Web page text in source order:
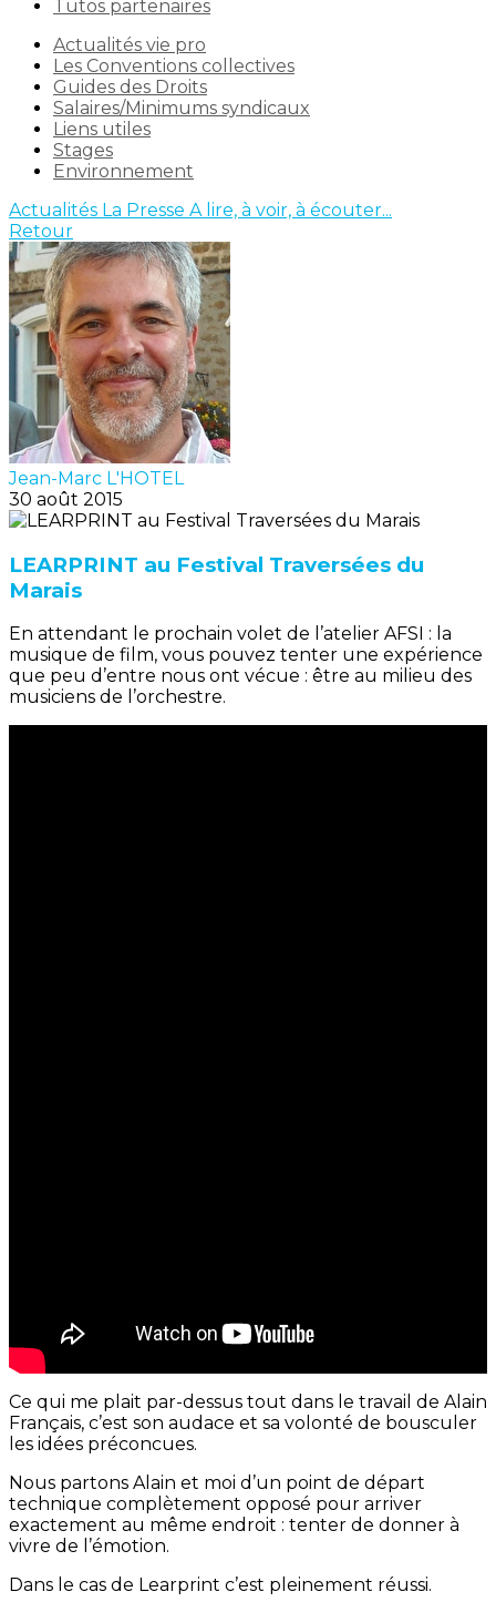
Tutos partenaires
Actualités vie pro
Les Conventions collectives
Guides des Droits
Salaires/Minimums syndicaux
Liens utiles
Stages
Environnement
Actualités La Presse A lire, à voir, à écouter...
Retour
Jean-Marc L'HOTEL
30 août 2015
LEARPRINT au Festival Traversées du
Marais
En attendant le prochain volet de l’atelier AFSI : la
musique de film, vous pouvez tenter une expérience
que peu d’entre nous ont vécue : être au milieu des
musiciens de l’orchestre.
Ce qui me plait par-dessus tout dans le travail de Alain
Français, c’est son audace et sa volonté de bousculer
les idées préconcues.
Nous partons Alain et moi d’un point de départ
technique complètement opposé pour arriver
exactement au même endroit : tenter de donner à
vivre de l’émotion.
Dans le cas de Learprint c’est pleinement réussi.